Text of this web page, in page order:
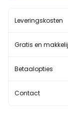
Leveringskosten
Gratis en
Betaalopties
Contact